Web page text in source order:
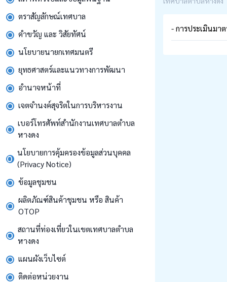
ตราสัญลักษณ์เทศบาล
คำขวัญ และ วิสัยทัศน์
นโยบายนายกเทศมนตรี
ยุทธศาสตร์และแนวทางการพัฒนา
อำนาจหน้าที่
เจตจำนงค์สุจริตในการบริหารงาน
เบอร์โทรศัพท์สำนักงานเทศบาลตำบล
หางดง
นโยบายการคุ้มครองข้อมูลส่วนบุคคล
(Privacy Notice)
ข้อมูลชุมชน
ผลิตภัณฑ์สินค้าชุมชน หรือ สินค้า
OTOP
สถานที่ท่องเที่ยวในเขตเทศบาลตำบล
หางดง
แผนผังเว็บไซต์
ติดต่อหน่วยงาน
- การประเมินมา